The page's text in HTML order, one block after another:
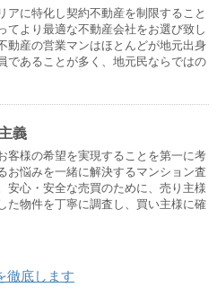
アに特化し契約不動産を制限すること
てより最適な不動産会社をお選び致し
動産の営業マンはほとんどが地元出身
であることが多く、地元民ならではの
義
客様の希望を実現することを第一に考
お悩みを一緒に解決するマンション査
安心・安全な売買のために、売り主様
た物件を丁寧に調査し、買い主様に確
徹底します